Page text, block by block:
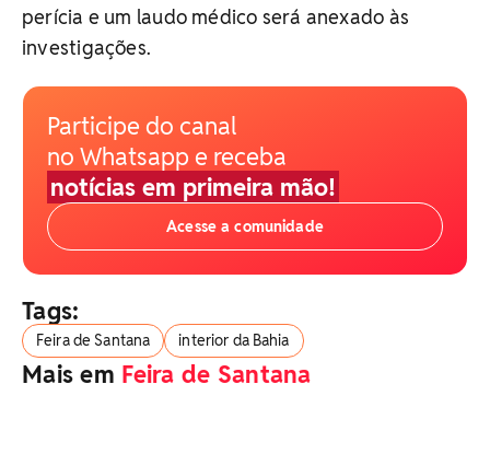
perícia e um laudo médico será anexado às
investigações.
Participe do canal
no Whatsapp e receba
notícias em primeira mão!
Acesse a comunidade
Tags:
Feira de Santana interior da Bahia
Mais em Feira de Santana